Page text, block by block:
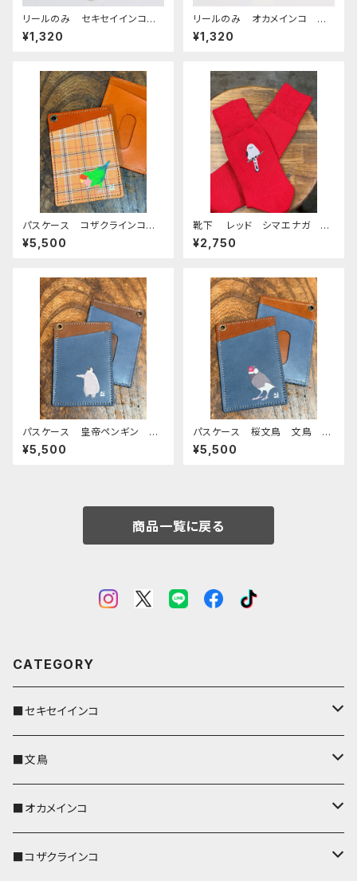
リールのみ セキセイインコ
レインボー ネイビー せきせ
いいんこ
¥1,320
リールのみ オカメインコ モノ
トーン ネイビー おかめいん
こ
¥1,320
パスケース コザクラインコ
ベージュ タータンチェック レ
ッドブラウン 栃木レザー
¥5,500
靴下 レッド シマエナガ く
つした しまえなが 刺繍 日
本製 奈良の靴下
¥2,750
パスケース 皇帝ペンギン ペ
ンギン エンペラー penguin
ネイビー ブラウン 栃木レ
¥5,500
パスケース 桜文鳥 文鳥 ネ
イビー ブラウン 栃木レザー
¥5,500
商品一覧に戻る
CATEGORY
■セキセイインコ
キーカバー
キーホルダー
パスケース
■文鳥
キーカバー
キーホルダー
■オカメインコ
キーカバー
■コザクラインコ